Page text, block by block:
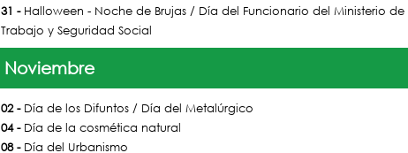
31 -Halloween - Noche de Brujas / Día del Funcionario del Ministerio de
Trabajo y Seguridad Social
Noviembre
02 -Día de los Difuntos / Día del Metalúrgico
04 - Día de la cosmética natural
08 -Día del Urbanismo